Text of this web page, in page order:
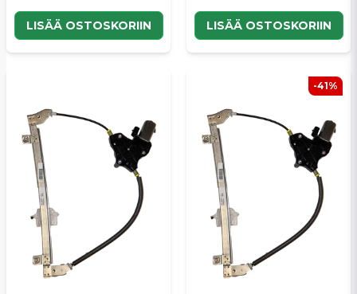
LISÄÄ OSTOSKORIIN LISÄÄ OSTOSKORIIN
-41%